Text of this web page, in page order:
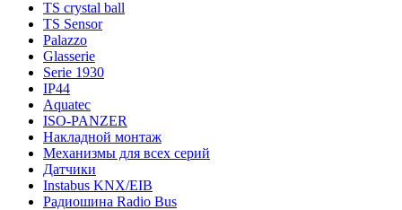
TS crystal ball
TS Sensor
Palazzo
Glasserie
Serie 1930
IP44
Aquatec
ISO-PANZER
Накладной монтаж
Механизмы для всех серий
Датчики
Instabus KNX/EIB
Радиошина Radio Bus